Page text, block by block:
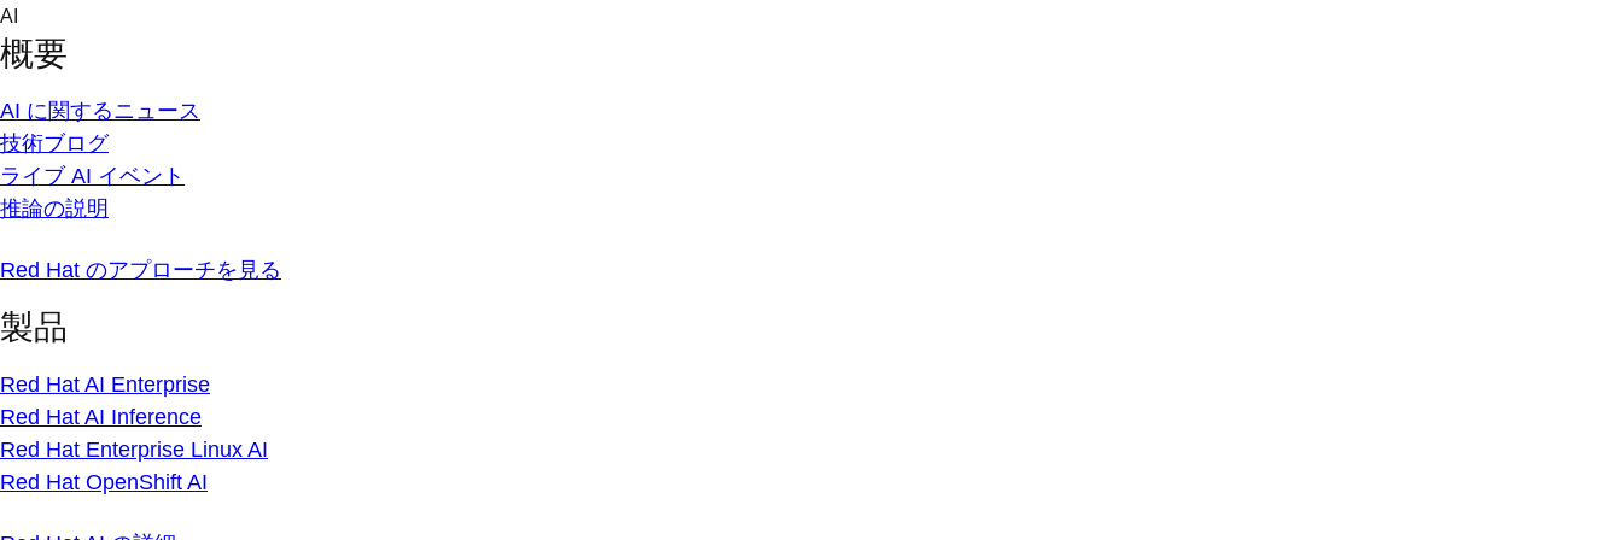
Skip
content
AI
概要
AI に関するニュース
技術ブログ
ライブ AI イベント
推論の説明
Red Hat のアプローチを見る
製品
Red Hat AI Enterprise
Red Hat AI Inference
Red Hat Enterprise Linux AI
Red Hat OpenShift AI